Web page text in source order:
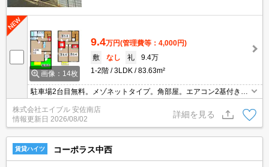
画像：14枚
9.4万円(管理費等：4,000円)
敷
なし 礼
9.4万
1-2階
3LDK 83.63m²
駐車場2台目無料。メゾネットタイプ。角部屋。エアコン2基付き。
温水洗浄暖房便座。追焚き機能付バス。室内物干しあり。インター
ネット無料。専用庭付き。物置あり。最寄り駅まで徒歩3分！。コ
ンビニへ260m。
株式会社エイブル 安佐南店
情報更新日 2026/08/02
詳細を見る
賃貸ハイツ コーポラス中西